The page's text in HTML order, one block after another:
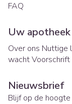
FAQ
Uw apotheek
Over ons Nuttige
wachtVoorschrift
Nieuwsbrief
Blijf op de